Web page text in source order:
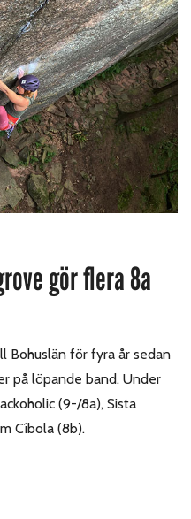
gör flera 8a
Bohuslän för fyra år sedan
på löpande band. Under
(9-/8a), Sista
Cîbola (8b).